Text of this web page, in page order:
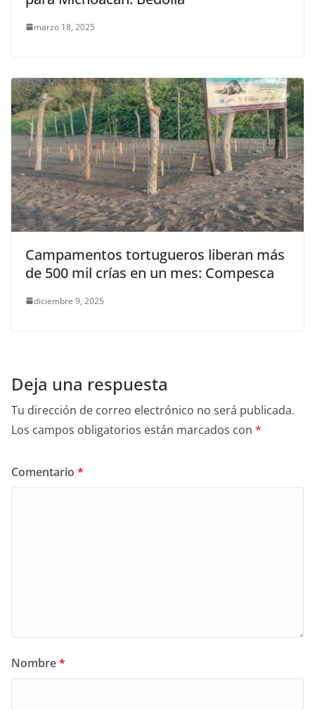
marzo 18, 2025
Campamentos tortugueros liberan más
de 500 mil crías en un mes: Compesca
diciembre 9, 2025
Deja una respuesta
Tu dirección de correo electrónico no será publicada.
Los campos obligatorios están marcados con *
Comentario *
Nombre*